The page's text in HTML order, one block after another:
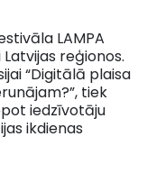
LAMPA
reģionos.
“Digitālā plaisa
tiek
iedzīvotāju
ikdienas